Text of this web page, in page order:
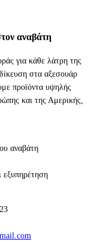
αναβάτη
για κάθε λάτρη της
στα αξεσουάρ
προϊόντα υψηλής
και της Αμερικής,
αναβάτη
εξυπηρέτηση